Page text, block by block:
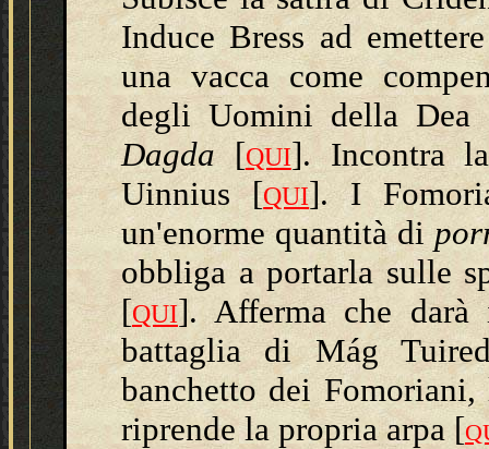
Induce Bress ad
una vacca come
degli Uomini della
Dagda [QUI]. Incontra
Uinnius
[QUI]. I
un'enorme quantità di
obbliga a portarla sulle
[QUI]. Afferma che darà
battaglia di Mág
banchetto dei
riprende la propria arpa [